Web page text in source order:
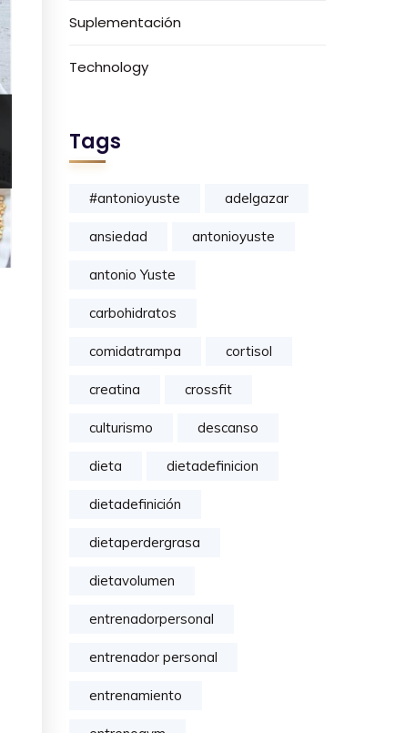
Suplementación
Technology
Tags
#antonioyuste adelgazar
ansiedad antonioyuste
antonio Yuste
carbohidratos
comidatrampa cortisol
creatina crossfit
culturismo descanso
dieta dietadefinicion
dietadefinición
dietaperdergrasa
dietavolumen
entrenadorpersonal
entrenador personal
entrenamiento